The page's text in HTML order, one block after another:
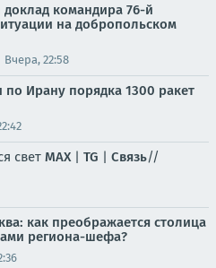
командира 76-й
на добропольском
Вчера, 22:58
Ирану порядка 1300 ракет
свет MAX| TG | Связь//
как преображается столица
региона-шефа?